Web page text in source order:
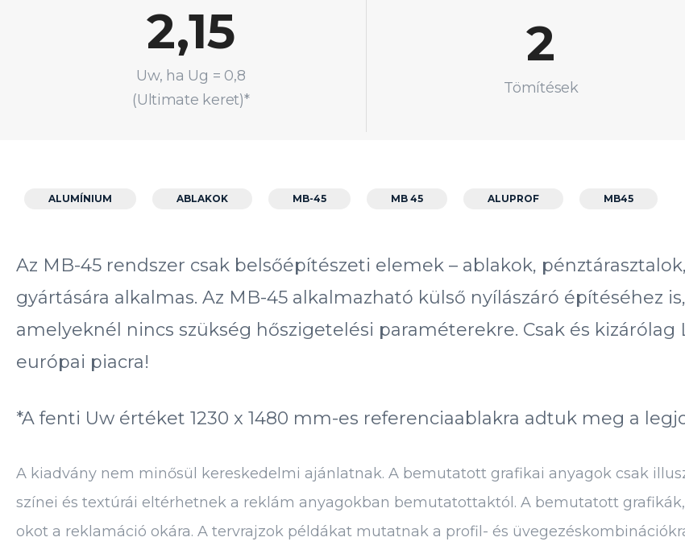
2,15
Uw, ha Ug = 0,8
(Ultimate keret)*
2
Tömítések
ALUMÍNIUM ABLAKOK MB-45 MB 45 ALUPROF MB45
Az MB-45 rendszer csak belsőépítészeti elemek – ablakok,
gyártására alkalmas. Az MB-45 alkalmazható külső nyílászáró építéséhez
amelyeknél nincs szükség hőszigetelési paraméterekre. Csak és kizárólag
európai piacra!
*A fenti Uw értéket 1230 x 1480 mm-es referenciaablakra adtuk meg a
A kiadvány nem minősül kereskedelmi ajánlatnak. A bemutatott grafikai anyagok csak
színei és textúrái eltérhetnek a reklám anyagokban bemutatottaktól. A bemutatott
okot a reklamáció okára. A tervrajzok példákat mutatnak a profil- és